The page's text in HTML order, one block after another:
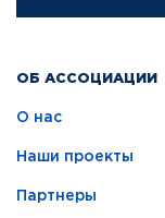
ОБ АССОЦИАЦИИ
О нас
Наши проекты
Партнеры